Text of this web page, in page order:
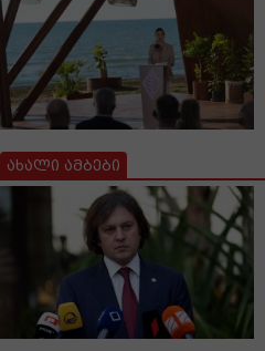
ახალი ამბები